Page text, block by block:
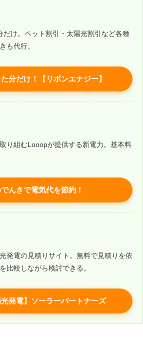
だけ。ペット割引・太陽光割引など各種
も代行。
分だけ！【リボンエナジー】
り組むLooopが提供する新電力。基本料
んきで電気代を節約！
発電の見積りサイト。無料で見積りを依
比較しながら検討できる。
光発電】ソーラーパートナーズ